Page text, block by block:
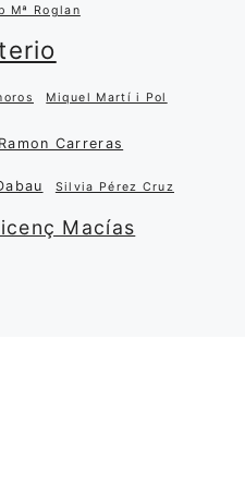
Mª Roglan
Miquel Martí i Pol
Ramon Carreras
Silvia Pérez Cruz
Macías